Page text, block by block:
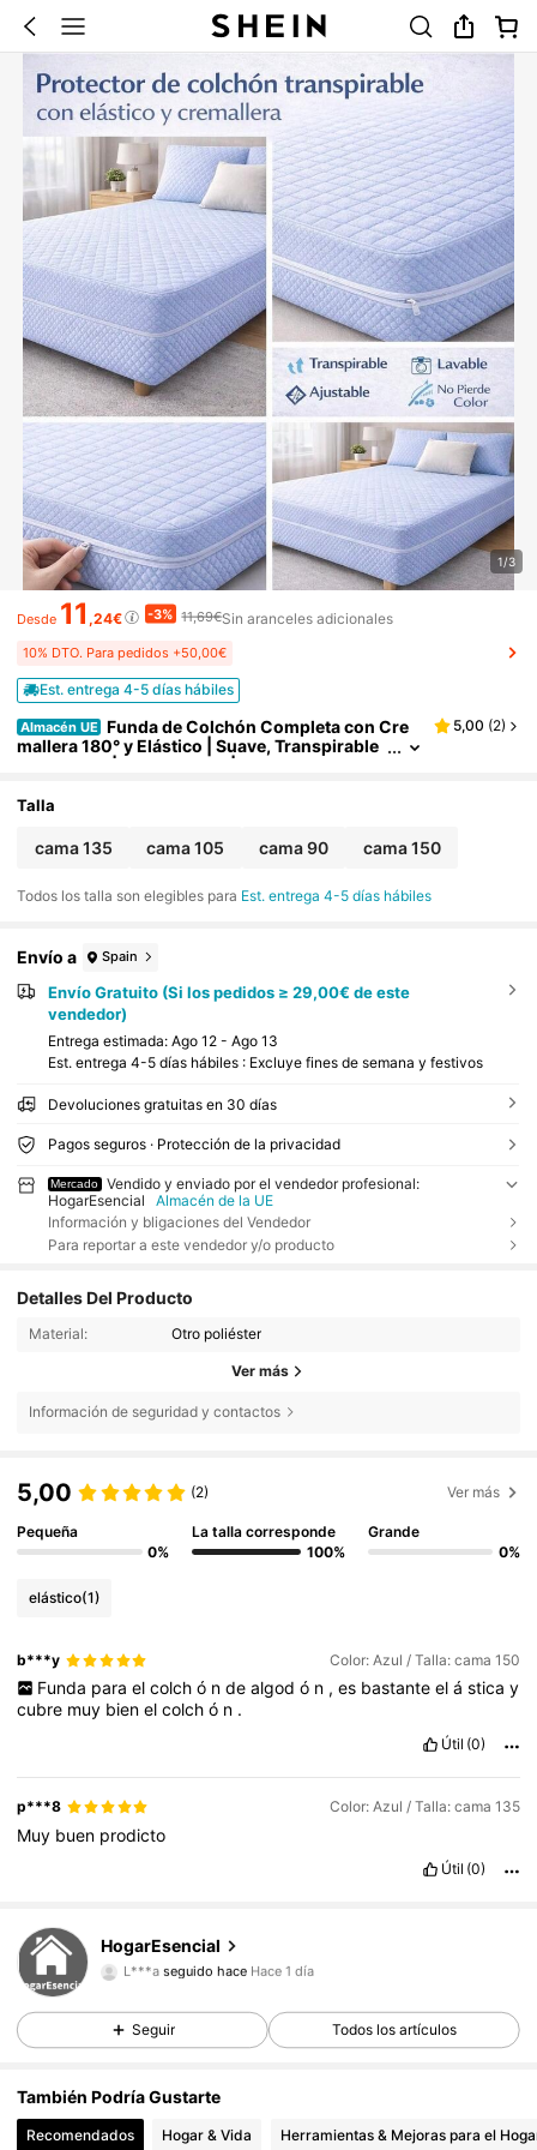
1/3
Desde 11 ,24€ -3% 11,69€Sin aranceles adicionales
10% DTO. Para pedidos +50,00€
Est. entrega 4-5 días hábiles
Almacén UE Funda de Colchón Completa con Cre
mallera 180° y Elástico | Suave, Transpirable
y Ajustable | Altura 30 cm | Varias Medidas9
5,00 (2)
Talla
cama 135 cama 105 cama 90 cama 150
Todos los talla son elegibles para Est. entrega 4-5 días hábiles
Envío a Spain
Envío Gratuito (Si los pedidos ≥ 29,00€ de este
vendedor)
Entrega estimada: Ago 12 - Ago 13
Est. entrega 4-5 días hábiles : Excluye fines de semana y festivos
Devoluciones gratuitas en 30 días
Pagos seguros · Protección de la privacidad
Mercado
Vendido y enviado por el vendedor profesional:
HogarEsencial
Almacén de la UE
Información y bligaciones del Vendedor
Para reportar a este vendedor y/o producto
Detalles Del Producto
Material: Otro poliéster
Ver más
Información de seguridad y contactos
5,00 (2) Ver más
Pequeña
0%
La talla corresponde
100%
Grande
0%
elástico(1)
b***y Color: Azul / Talla: cama 150
Funda para el colch ó n de algod ó n , es bastante el á stica y
cubre muy bienelcolchó n .
Útil (0)
p***8 Color: Azul / Talla: cama 135
Muy buen prodicto
Útil (0)
HogarEsencial
L***a seguido hace Hace 1 día
Seguir Todos los artículos
También Podría Gustarte
Recomendados Hogar & Vida Herramientas & Mejoras para el